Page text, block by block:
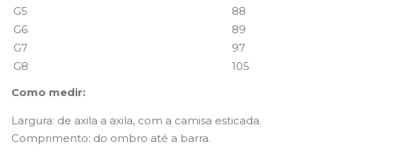
G5
88
G6
89
G7
97
G8
105
Como medir:
Largura: de axila a axila, com a camisa esticada.
Comprimento: do ombro até a barra.